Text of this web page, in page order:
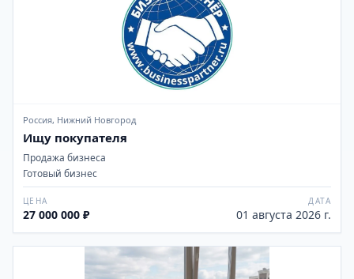
Россия, Нижний Новгород
Ищу покупателя
Продажа бизнеса
Готовый бизнес
ЦЕНА
27 000 000 ₽
ДАТА
01 августа 2026 г.